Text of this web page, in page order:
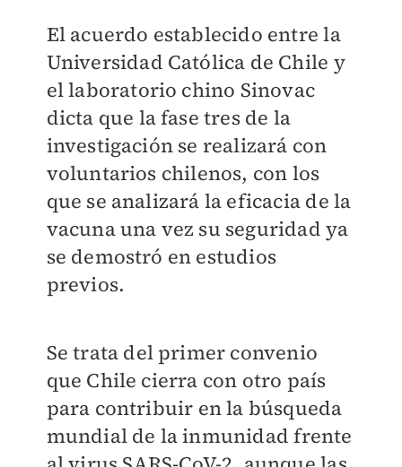
El acuerdo establecido entre la
Universidad Católica de Chile y
el laboratorio chino Sinovac
dicta que la fase tres de la
investigación se realizará con
voluntarios chilenos, con los
que se analizará la eficacia de la
vacuna una vez su seguridad ya
se demostró en estudios
previos.
Se trata del primer convenio
que Chile cierra con otro país
para contribuir en la búsqueda
mundial de la inmunidad frente